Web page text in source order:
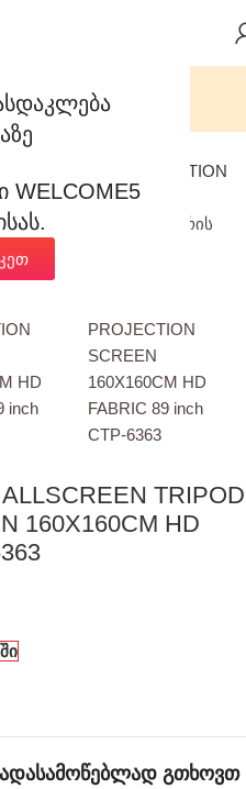
WELCOME5
ეკრანები
TRIPOD
160X160CM HD
გთხოვთ